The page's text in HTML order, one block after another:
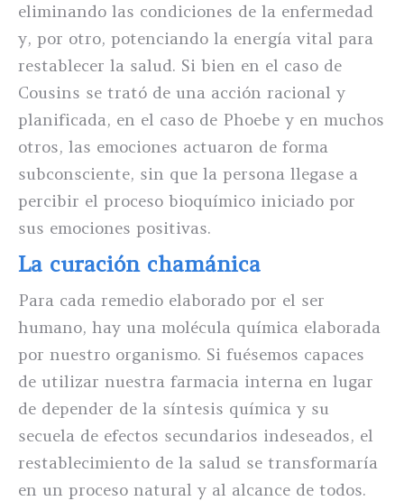
eliminando las condiciones de la enfermedad
y, por otro, potenciando la energía vital para
restablecer la salud. Si bien en el caso de
Cousins se trató de una acción racional y
planificada, en el caso de Phoebe y en muchos
otros, las emociones actuaron de forma
subconsciente, sin que la persona llegase a
percibir el proceso bioquímico iniciado por
sus emociones positivas.
La curación chamánica
Para cada remedio elaborado por el ser
humano, hay una molécula química elaborada
por nuestro organismo. Si fuésemos capaces
de utilizar nuestra farmacia interna en lugar
de depender de la síntesis química y su
secuela de efectos secundarios indeseados, el
restablecimiento de la salud se transformaría
en un proceso natural y al alcance de todos.